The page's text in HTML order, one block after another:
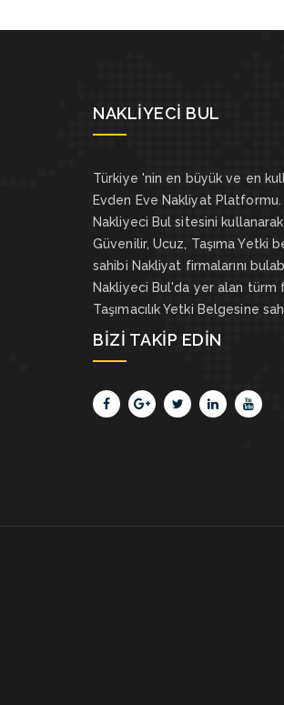
NAKLIYECI BUL
Türkiye 'nin en büyük ve en
Evden Eve Nakliyat Platformu.
Nakliyeci Bul sitesini kullanarak
Güvenilir, Ucuz, Taşıma Yetki
sahibi Nakliyat firmalarını
Nakliyeci Bul'da yer alan türm
Taşımacılık Yetki Belgesine
BIZI TAKIP EDIN